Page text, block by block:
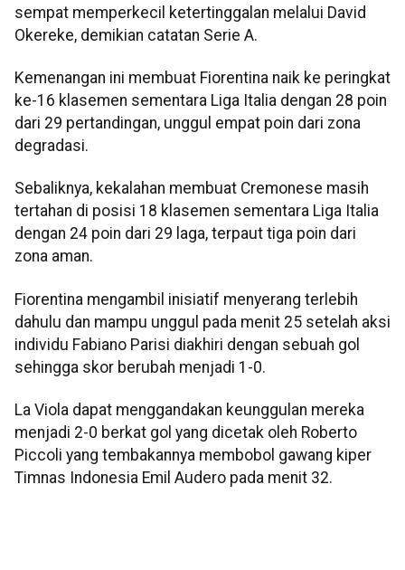
sempat memperkecil ketertinggalan melalui David
Okereke, demikian catatan Serie A.
Kemenangan ini membuat Fiorentina naik ke peringkat
ke-16 klasemen sementara Liga Italia dengan 28 poin
dari 29 pertandingan, unggul empat poin dari zona
degradasi.
Sebaliknya, kekalahan membuat Cremonese masih
tertahan di posisi 18 klasemen sementara Liga Italia
dengan 24 poin dari 29 laga, terpaut tiga poin dari
zona aman.
Fiorentina mengambil inisiatif menyerang terlebih
dahulu dan mampu unggul pada menit 25 setelah aksi
individu Fabiano Parisi diakhiri dengan sebuah gol
sehingga skor berubah menjadi 1-0.
La Viola dapat menggandakan keunggulan mereka
menjadi 2-0 berkat gol yang dicetak oleh Roberto
Piccoli yang tembakannya membobol gawang kiper
Timnas Indonesia Emil Audero pada menit 32.